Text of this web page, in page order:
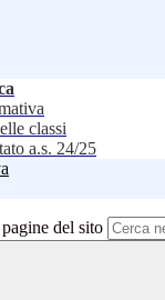
classi
a.s. 24/25
del sito